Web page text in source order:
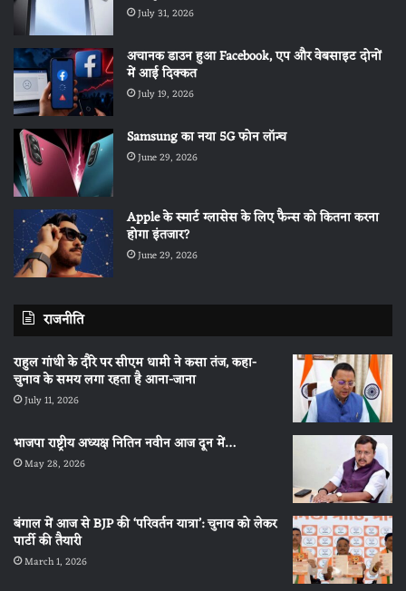
July 31, 2026
अचानक डाउन हुआ Facebook, एप और वेबसाइट दोनों
में आई दिक्कत
July 19, 2026
Samsung का नया 5G फोन लॉन्च
June 29, 2026
Apple के स्मार्ट ग्लासेस के लिए फैन्स को कितना करना
होगा इंतजार?
June 29, 2026
राजनीति
राहुल गांधी के दौरे पर सीएम धामी ने कसा तंज, कहा-
चुनाव के समय लगा रहता है आना-जाना
July 11, 2026
भाजपा राष्ट्रीय अध्यक्ष नितिन नवीन आज दून में…
May 28, 2026
बंगाल में आज से BJP की ‘परिवर्तन यात्रा’: चुनाव को लेकर
पार्टी की तैयारी
March 1, 2026